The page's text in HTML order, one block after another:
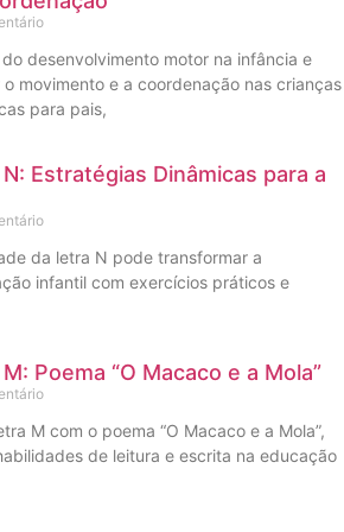
desenvolvimento motor na infância e
movimento e a coordenação nas crianças
para pais,
Estratégias Dinâmicas para a
da letra N pode transformar a
infantil com exercícios práticos e
Poema “O Macaco e a Mola”
M com o poema “O Macaco e a Mola”,
de leitura e escrita na educação